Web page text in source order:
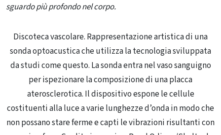
sguardo più profondo nel corpo.
Discoteca vascolare. Rappresentazione artistica di una
sonda optoacustica che utilizza la tecnologia sviluppata
da studi come questo. La sonda entra nel vaso sanguigno
per ispezionare la composizione di una placca
aterosclerotica. Il dispositivo espone le cellule
costituenti alla luce a varie lunghezze d’onda in modo che
non possano stare ferme e capti le vibrazioni risultanti con